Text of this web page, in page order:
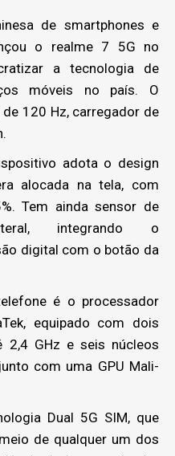
de smartphones e
o realme 7 5G no
a tecnologia de
móveis no país. O
120 Hz, carregador de
adota o design
alocada na tela, com
Tem ainda sensor de
integrando o
digital com o botão da
é o processador
equipado com dois
2,4 GHz e seis núcleos
com uma GPU Mali-
Dual 5G SIM, que
de qualquer um dos